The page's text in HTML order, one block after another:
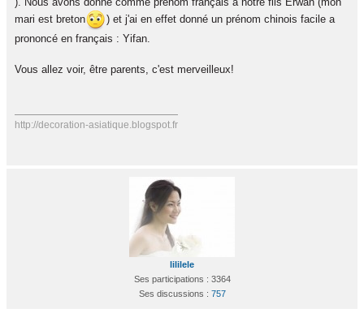
mari est breton
) et j'ai en effet donné un prénom chinois facile a
prononcé en français : Yifan.
Vous allez voir, être parents, c'est merveilleux!
http://decoration-asiatique.blogspot.fr
lililele
Ses participations : 3364
Ses discussions : 757